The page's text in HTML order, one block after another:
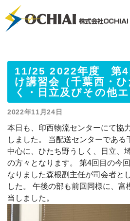
11/25 2022年度 第4
け講習会（千葉西・
く・日立及びその他
2022年11月24日
本日も、印西物流センターにて協
しました。 当配送センターである
中心に、ひたち野うしく、日立、
の方々となります。 第4回目の今
なりました森根副主任が司会者と
した。 午後の部も前回同様に、富
当しました。